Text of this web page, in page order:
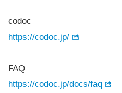
codoc
https://codoc.jp/
FAQ
https://codoc.jp/docs/faq